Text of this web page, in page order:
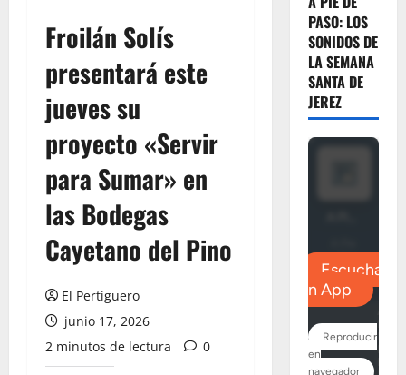
Froilán Solís
presentará este
jueves su
proyecto «Servir
para Sumar» en
las Bodegas
Cayetano del Pino
El Pertiguero
junio 17, 2026
2 minutos de lectura
0
PASO: LOS
SONIDOS DE
LA SEMANA
SANTA DE
JEREZ